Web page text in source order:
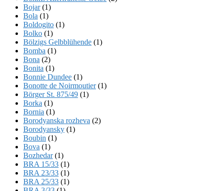
Bojar(1)
Bola (1)
Boldogito (1)
Bolko (1)
Bölzigs Gelbblühende (1)
Bomba (1)
Bona (2)
Bonita (1)
Bonnie Dundee (1)
Bonotte de Noirmoutier(1)
Börger St. 875/49 (1)
Borka (1)
Bornia (1)
Borodyanska rozheva (2)
Borodyansky (1)
Boubin (1)
Bova (1)
Bozhedar(1)
BRA 15/33 (1)
BRA 23/33 (1)
BRA 25/33 (1)